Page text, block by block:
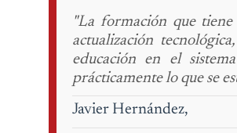
"La formación que
actualización
educación en el
prácticamente lo que se
Javier Hernández,